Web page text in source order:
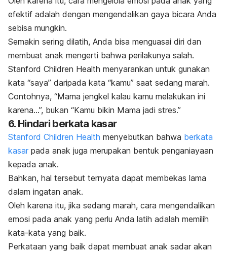
efektif adalah dengan mengendalikan gaya bicara Anda
sebisa mungkin.
Semakin sering dilatih, Anda bisa menguasai diri dan
membuat anak mengerti bahwa perilakunya salah.
Stanford Children Health menyarankan untuk gunakan
kata “saya” daripada kata “kamu” saat sedang marah.
Contohnya, “Mama jengkel kalau kamu melakukan ini
karena…”, bukan “Kamu bikin Mama jadi stres.”
6. Hindari berkata kasar
Stanford Children Health menyebutkan bahwa berkata
kasar pada anak juga merupakan bentuk penganiayaan
kepada anak.
Bahkan, hal tersebut ternyata dapat membekas lama
dalam ingatan anak.
Oleh karena itu, jika sedang marah, cara mengendalikan
emosi pada anak yang perlu Anda latih adalah memilih
kata-kata yang baik.
Perkataan yang baik dapat membuat anak sadar akan